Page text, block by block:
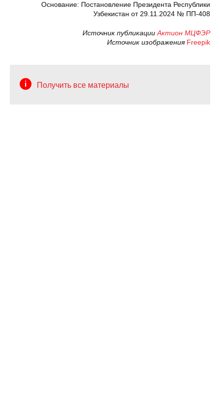
Основание: Постановление Президента Республики
Узбекистан от 29.11.2024 № ПП-408
Источник публикации Актион МЦФЭР
Источник изображения Freepik
Получить все материалы